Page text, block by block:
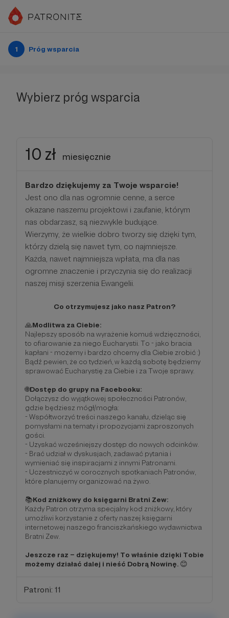
1 Próg wsparcia
Wybierz próg wsparcia
10 zł miesięcznie
Bardzo dziękujemy za Twoje wsparcie!
Jest ono dla nas ogromnie cenne, a serce
okazane naszemu projektowi i zaufanie, którym
nas obdarzasz, są niezwykle budujące.
Wierzymy, że wielkie dobro tworzy się dzięki tym,
którzy dzielą się nawet tym, co najmniejsze.
Każda, nawet najmniejsza wpłata, ma dla nas
ogromne znaczenie i przyczynia się do realizacji
naszej misji szerzenia Ewangelii.
Co otrzymujesz jako nasz Patron?
🙏Modlitwa za Ciebie:
Najlepszy sposób na wyrażenie komuś wdzięczności,
to ofiarowanie za niego Eucharystii. To - jako bracia
kapłani - możemy i bardzo chcemy dla Ciebie zrobić :)
Bądź pewien, że co tydzień, w każdą sobotę będziemy
sprawować Eucharystię za Ciebie i za Twoje sprawy.
🌐Dostęp do grupy na Facebooku:
Dołączysz do wyjątkowej społeczności Patronów,
gdzie będziesz mógł/mogła:
- Współtworzyć treści naszego kanału, dzieląc się
pomysłami na tematy i propozycjami zaproszonych
gości.
- Uzyskać wcześniejszy dostęp do nowych odcinków.
- Brać udział w dyskusjach, zadawać pytania i
wymieniać się inspiracjami z innymi Patronami.
- Uczestniczyć w corocznych spotkaniach Patronów,
które planujemy organizować na żywo.
📚Kod zniżkowy do księgarni Bratni Zew:
Każdy Patron otrzyma specjalny kod zniżkowy, który
umożliwi korzystanie z oferty naszej księgarni
internetowej naszego franciszkańskiego wydawnictwa
Bratni Zew.
Jeszcze raz – dziękujemy! To właśnie dzięki Tobie
możemy działać dalej i nieść Dobrą Nowinę. 😊
Patroni: 11